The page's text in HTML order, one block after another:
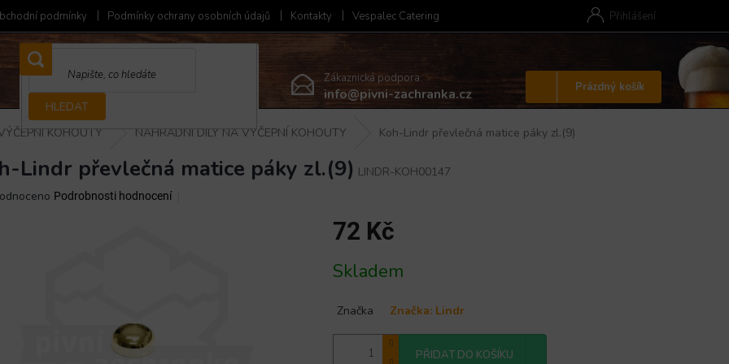
podmínky Podmínky ochrany osobních údajů Kontakty Vespalec Catering Přihlášení
HLEDAT
Zákaznická podpora:
info@pivni-zachranka.cz
Nákupní
košík
Prázdný košík
KOHOUTY NÁHRADNÍ DÍLY NA VÝČEPNÍ KOHOUTY Koh-Lindr převlečná matice páky zl.(9)
Lindr převlečná matice páky zl.(9) LINDR-KOH00147
Podrobnosti hodnocení
72 Kč
cena:
Skladem
Značka Značka: Lindr
PŘIDAT DO KOŠÍKU